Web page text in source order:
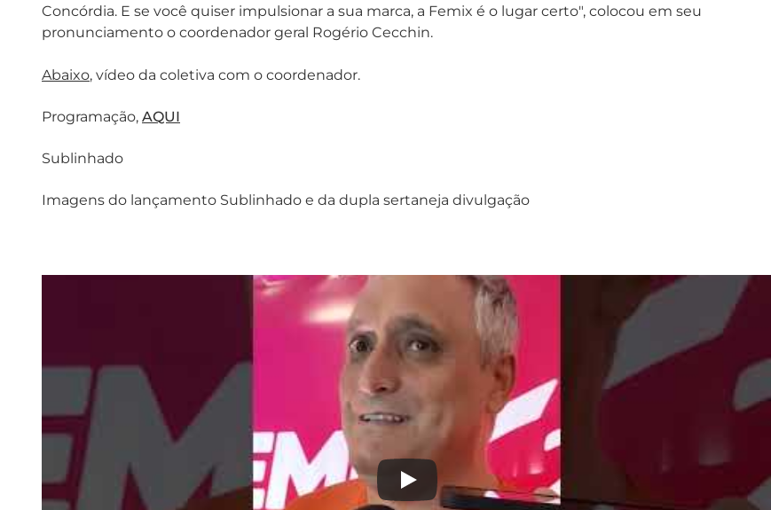
Concórdia. E se você quiser impulsionar a sua marca, a Femix é o lugar certo", colocou em seu
pronunciamento o coordenador geral Rogério Cecchin.
Abaixo, vídeo da coletiva com o coordenador.
Programação, AQUI
Sublinhado
Imagens do lançamento Sublinhado e da dupla sertaneja divulgação